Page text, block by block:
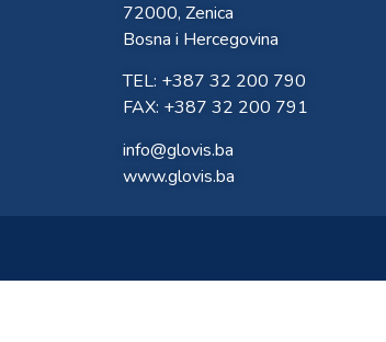
72000, Zenica
Bosna i Hercegovina
TEL: +387 32 200 790
FAX: +387 32 200 791
info@glovis.ba
www.glovis.ba